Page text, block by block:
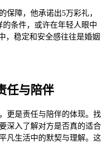
障，他承诺出5万彩礼，
条件，或许在年轻人眼中
，稳定和安全感往往是婚姻
任与陪伴
是责任与陪伴的体现。找
深入了解对方是否真的适合
凡生活中的默契与理解。这